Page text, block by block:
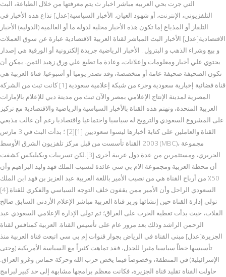
التي جرت بحي العربيه مباشر اخبار ث يتم معرفتها من خلال الطباعة، البث
التلفزيوني، الإنترنت، أو شهود العيان. الأخبار السياسية[عدل] تذاع هذه الأخبار في
التلفاز أو المذياع إما تكون هذه الأخبار محلية لدولة ما أو العالمية (الدولية) الأخبار
الاقتصادية[عدل] الأخبار البث المباشر لقناة العربية الاقتصادية عبارة عن سوق العملات
و بيع وشراء الذهب و البترول . الأخبار الرياضية جريدة إلكترونية أو الورقية هي إصدار
يحتوي علي أخبار ومعلومات وإعلانات، وعادة ما تطبع علي ورق زهيد الثمن. يمكن أن
تكون الصحيفة صحيفة عامة أو متخصصة، وقد تصدر يوميا أو أسبوعيا. قناة العربية هي
قناة فضائية إخبارية سعودية وجزء من شبكة إعلامية سعودية [1] كانت تبث من الشركة
المصرية لمدينة الإنتاج الإعلامي بمصر والآن تبث من مدينة دبي للإعلام بالإمارات
العربية المتحدة، وتهتم هذه القناة بالأخبار السياسية والرياضية والاقتصادية مع تركيز
على المشروع السعودي والترويج له سياسيا واجتماعيا واقتصاديا رغم أن غالب مذيعي
القناة والعاملين على كتابة أخبارها ليسوا سعوديين [1][2] ؛ بدأت البث في 3 مارس
2003 القناة تأسست من قبل مركز تلفزيون الشرق الأوسط (MBC)، مجموعة
الحريري، ومستثمرين من عدة دول عربية أخرى.[3].لكن تسريبات ويكيليكس كشفت
أن محطة العربية ومجموعة الام بي سي عائدة لنسيب الملك فهد وليد البراهيم وأن
50٪ من أرباح القناة هي من نصيب الأمير باللغة العربية عبد العزيز بن فهد ابن الملك
السعودي الراحل وأن الأمير ممن يقفون خلف التوجه السياسي والفكري للقناة.[4]
تولى إدارة القناة حين إنشائها وزير قناة العربية مباشر الإعلام الأردني السابق صالح
القلاب، حيث بدأت تغطية الحرب على العراق؛ ثم تولى الإدارة الإعلامي السعودي عبد
الرحمن الراشد وذلك بعد مرور عام على تأسيس القناة. العربية كمنافس لقناة
الجزيرة[عدل] مبنى القناة في الرياض بجوار قنوات إم بي سي اتبعت قناة العربية منذ
تأسيسها خطاً سياسيا مثيرا للجدل، فقد تماهت كثيراً مع السياسة الأمريكية (وحتى
الإسرائيلية) في المنطقة، وخصوصاً فيما يخص حزب الله وحركة حماس وغزو العراق.
حاولت القناة تقليد قناة الجزيرة، فكانت معظم برامجها مشابهة إلى حد كبير لبرامج